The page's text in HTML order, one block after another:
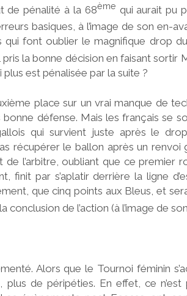
de pénalité à la 68ème qui aurait pu
basiques, à l’image de son en-
qui font oublier le magnifique drop
la bonne décision en faisant sortir
est pénalisée par la suite ?
place sur un vrai manque de
défense. Mais les français se
qui survient juste après le
récupérer le ballon après un renvoi
l’arbitre, oubliant que ce premier
finit par s’aplatir derrière la ligne
que cinq points aux Bleus, et
conclusion de l’action (à l’image de
Alors que le Tournoi féminin
de péripéties. En effet, ce n’est